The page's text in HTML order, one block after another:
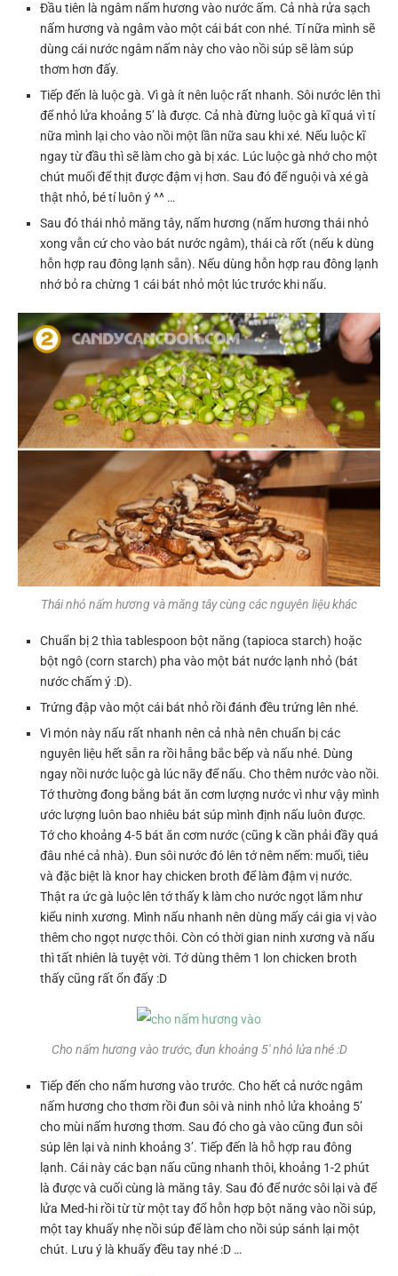
Đầu tiên là ngâm nấm hương vào nước ấm. Cả nhà rửa sạch
nấm hương và ngâm vào một cái bát con nhé. Tí nữa mình sẽ
dùng cái nước ngâm nấm này cho vào nồi súp sẽ làm súp
thơm hơn đấy.
Tiếp đến là luộc gà. Vì gà ít nên luộc rất nhanh. Sôi nước lên thì
để nhỏ lửa khoảng 5’ là được. Cả nhà đừng luộc gà kĩ quá vì tí
nữa mình lại cho vào nồi một lần nữa sau khi xé. Nếu luộc kĩ
ngay từ đầu thì sẽ làm cho gà bị xác. Lúc luộc gà nhớ cho một
chút muối để thịt được đậm vị hơn. Sau đó để nguội và xé gà
thật nhỏ, bé tí luôn ý ^^ …
Sau đó thái nhỏ măng tây, nấm hương (nấm hương thái nhỏ
xong vẫn cứ cho vào bát nước ngâm), thái cà rốt (nếu k dùng
hỗn hợp rau đông lạnh sẵn). Nếu dùng hỗn hợp rau đông lạnh
nhớ bỏ ra chừng 1 cái bát nhỏ một lúc trước khi nấu.
Thái nhỏ nấm hương và măng tây cùng các nguyên liệu khác
Chuẩn bị 2 thìa tablespoon bột năng (tapioca starch) hoặc
bột ngô (corn starch) pha vào một bát nước lạnh nhỏ (bát
nước chấm ý :D).
Trứng đập vào một cái bát nhỏ rồi đánh đều trứng lên nhé.
Vì món này nấu rất nhanh nên cả nhà nên chuẩn bị các
nguyên liệu hết sẵn ra rồi hẵng bắc bếp và nấu nhé. Dùng
ngay nồi nước luộc gà lúc nãy để nấu. Cho thêm nước vào nồi.
Tớ thường đong bằng bát ăn cơm lượng nước vì như vậy mình
ước lượng luôn bao nhiêu bát súp mình định nấu luôn được.
Tớ cho khoảng 4-5 bát ăn cơm nước (cũng k cần phải đầy quá
đâu nhé cả nhà). Đun sôi nước đó lên tớ nêm nếm: muối, tiêu
và đặc biệt là knor hay chicken broth để làm đậm vị nước.
Thật ra ức gà luộc lên tớ thấy k làm cho nước ngọt lắm như
kiểu ninh xương. Mình nấu nhanh nên dùng mấy cái gia vị vào
thêm cho ngọt nược thôi. Còn có thời gian ninh xương và nấu
thì tất nhiên là tuyệt vời. Tớ dùng thêm 1 lon chicken broth
thấy cũng rất ổn đấy :D
Cho nấm hương vào trước, đun khoảng 5′ nhỏ lửa nhé :D
Tiếp đến cho nấm hương vào trước. Cho hết cả nước ngâm
nấm hương cho thơm rồi đun sôi và ninh nhỏ lửa khoảng 5’
cho mùi nấm hương thơm. Sau đó cho gà vào cũng đun sôi
súp lên lại và ninh khoảng 3’. Tiếp đến là hỗ hợp rau đông
lạnh. Cái này các bạn nấu cũng nhanh thôi, khoảng 1-2 phút
là được và cuối cùng là măng tây. Sau đó để nước sôi lại và để
lửa Med-hi rồi từ từ một tay đổ hỗn hợp bột năng vào nồi súp,
một tay khuấy nhẹ nồi súp để làm cho nồi súp sánh lại một
chút. Lưu ý là khuấy đều tay nhé :D …